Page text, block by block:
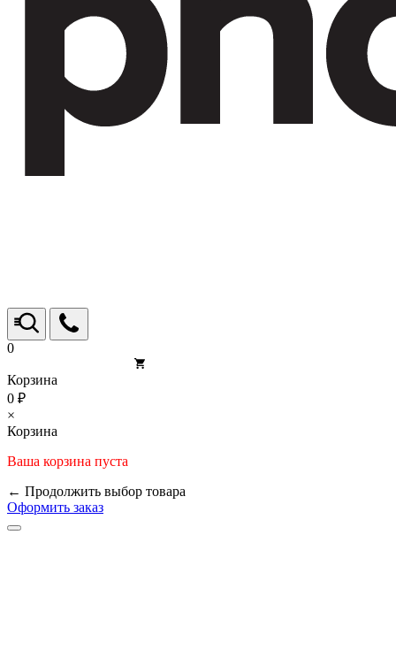
0
Корзина
0 ₽
×
Корзина
Ваша корзина пуста
← Продолжить выбор товара
Оформить заказ